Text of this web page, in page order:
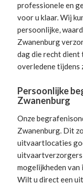
professionele en
voor u klaar. Wij
persoonlijke,
Zwanenburg
dag die recht dient
overledene tijdens
Persoonlijke
Zwanenburg
Onze
Zwanenburg. Dit
uitvaartlocaties
uitvaartverzorgers
mogelijkheden
Wilt u direct een